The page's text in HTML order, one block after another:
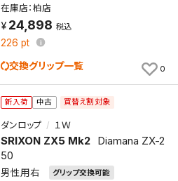
在庫店：柏店
24,898 税込
226 pt
交換グリップ一覧 0
新入荷 中古 買替え割対象
ダンロップ １Ｗ
SRIXON ZX5 Mk2
Diamana ZX-2
50
男性用右 グリップ交換可能